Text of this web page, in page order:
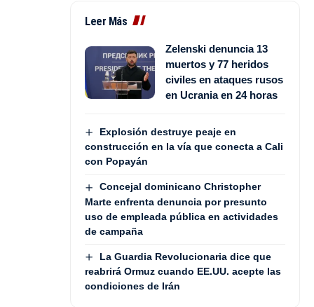
Leer Más
Zelenski denuncia 13
muertos y 77 heridos
civiles en ataques rusos
en Ucrania en 24 horas
Explosión destruye peaje en
construcción en la vía que conecta a Cali
con Popayán
Concejal dominicano Christopher
Marte enfrenta denuncia por presunto
uso de empleada pública en actividades
de campaña
La Guardia Revolucionaria dice que
reabrirá Ormuz cuando EE.UU. acepte las
condiciones de Irán